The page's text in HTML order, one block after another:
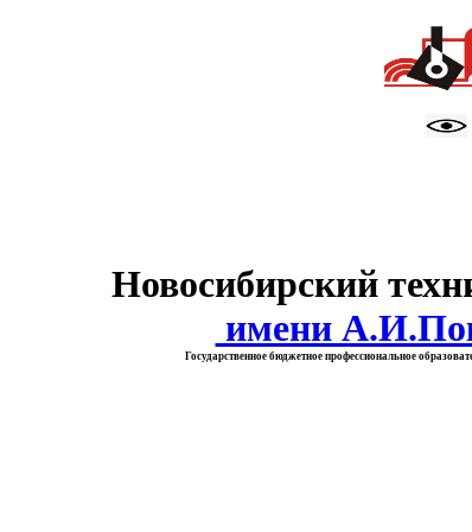
Новосибирский
имени
Государственное бюджетное профессиональное